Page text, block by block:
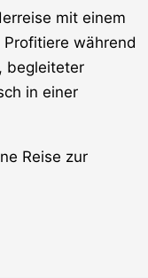
mit einem
während
begleiteter
in einer
Reise zur